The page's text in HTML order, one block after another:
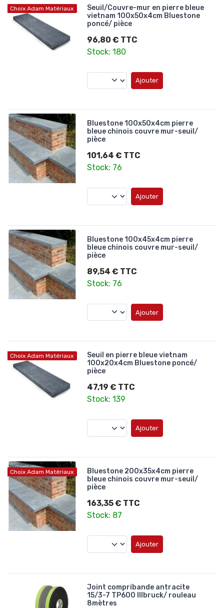
Choix Adam Matériaux
Seuil/Couvre-mur en pierre bleue
vietnam 100x50x4cm Bluestone
poncé/ pièce
96,80 € TTC
Stock: 180
Ajouter
Bluestone 100x50x4cm pierre
bleue chinois couvre mur-seuil/
pièce
101,64 € TTC
Stock: 76
Ajouter
Bluestone 100x45x4cm pierre
bleue chinois couvre mur-seuil/
pièce
89,54 € TTC
Stock: 76
Ajouter
Choix Adam Matériaux
Seuil en pierre bleue vietnam
100x20x4cm Bluestone poncé/
pièce
47,19 € TTC
Stock: 139
Ajouter
Choix Adam Matériaux
Bluestone 200x35x4cm pierre
bleue chinois couvre mur-seuil/
pièce
163,35 € TTC
Stock: 87
Ajouter
Joint compribande antracite
15/3-7 TP600 Illbruck/ rouleau
8mètres